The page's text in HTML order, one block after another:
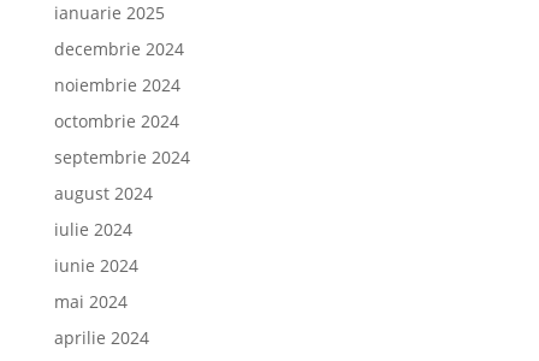
ianuarie 2025
decembrie 2024
noiembrie 2024
octombrie 2024
septembrie 2024
august 2024
iulie 2024
iunie 2024
mai 2024
aprilie 2024